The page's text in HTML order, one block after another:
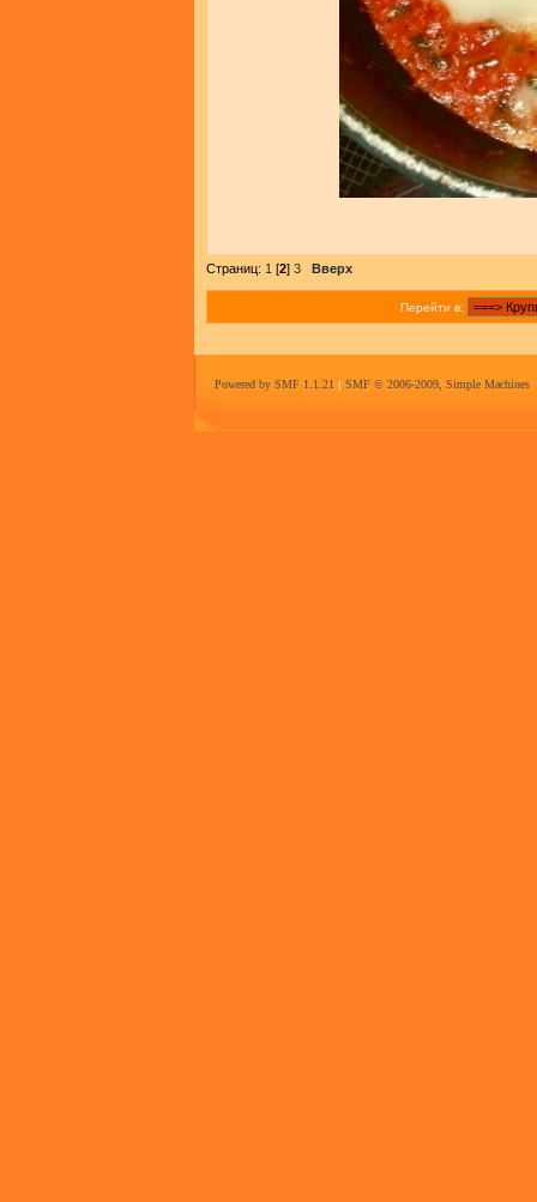
Страниц: 1 [2] 3 Вверх
Перейти в:
Powered by SMF 1.1.21 | SMF © 2006-2009, Simple Machines